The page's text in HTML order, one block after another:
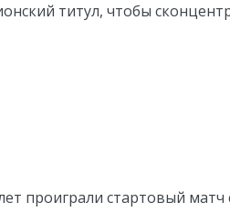
титул, чтобы
проиграли стартовый матч